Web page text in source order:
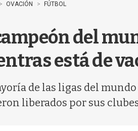
OVACIÓN FÚTBOL
del
está de
de las ligas del
liberados por sus